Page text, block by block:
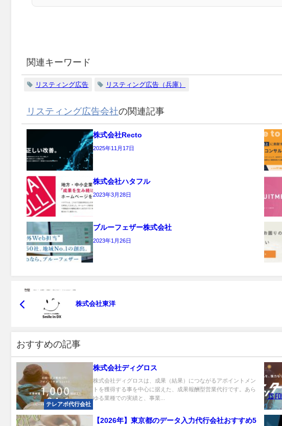
関連キーワード
リスティング広告 リスティング広告（兵庫）
リスティング広告会社の関連記事
株式会社Recto
2025年11月17日
株式会社ハタフル
2023年3月28日
ブルーフェザー株式会社
2023年1月26日
株式会社東洋
おすすめの記事
テレアポ代行会社
株式会社ディグロス
株式会社ディグロスは、成果（結果）につながるアポイントメン
トを獲得する事を中心に据えた、成果報酬型営業代行です。あら
ゆる業種での実績と、事業...
【2026年】東京都のデータ入力代行会社おすすめ5